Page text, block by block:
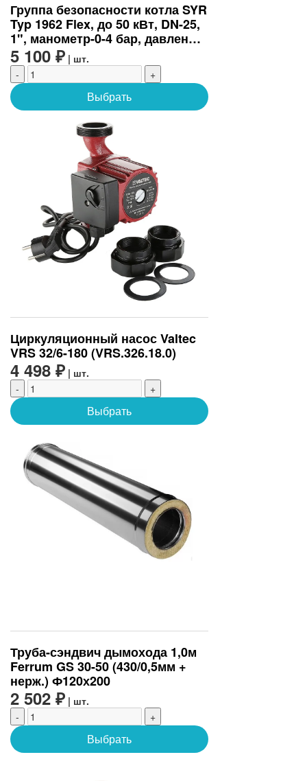
Группа безопасности котла SYR
Typ 1962 Flex, до 50 кВт, DN-25,
1", манометр-0-4 бар, давление
срабатывания, бар-3
(1962.25.023)
5 100 ₽ | шт.
-
+
Выбрать
Циркуляционный насос Valtec
VRS 32/6-180 (VRS.326.18.0)
4 498 ₽ | шт.
-
+
Выбрать
Труба-сэндвич дымохода 1,0м
Ferrum GS 30-50 (430/0,5мм +
нерж.) Ф120х200
2 502 ₽ | шт.
-
+
Выбрать